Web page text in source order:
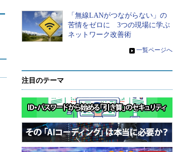
「無線LANがつながらない」の
苦情をゼロに 3つの現場に学ぶ
ネットワーク改善術
» 一覧ページへ
注目のテーマ